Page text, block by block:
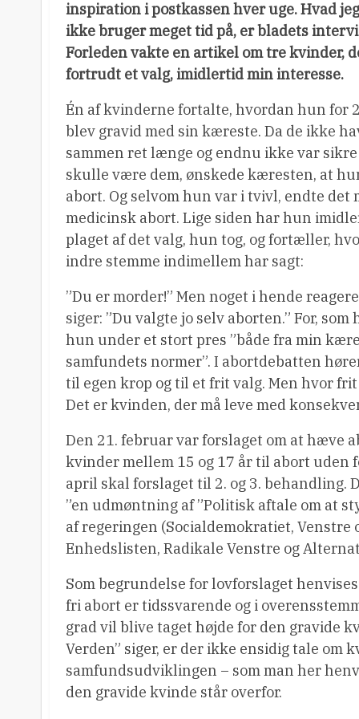
inspiration i postkassen hver uge. Hvad
ikke bruger meget tid på, er bladets
Forleden vakte en artikel om tre kvinder,
fortrudt et valg, imidlertid min interesse.
Én af kvinderne fortalte, hvordan hun for
blev gravid med sin kæreste. Da de ikke
sammen ret længe og endnu ikke var sikre
skulle være dem, ønskede kæresten, at
abort. Og selvom hun var i tvivl, endte det
medicinsk abort. Lige siden har hun
plaget af det valg, hun tog, og fortæller,
indre stemme indimellem har sagt:
”Du er morder!” Men noget i hende
siger: ”Du valgte jo selv aborten.” For, som
hun under et stort pres ”både fra min
samfundets normer”. I abortdebatten
til egen krop og til et frit valg. Men hvor
Det er kvinden, der må leve med
Den 21. februar var forslaget om at hæve
kvinder mellem 15 og 17 år til abort
april skal forslaget til 2. og 3. behandling.
”en udmøntning af ”Politisk aftale om at
af regeringen (Socialdemokratiet,
Enhedslisten, Radikale Venstre og
Som begrundelse for lovforslaget
fri abort er tidssvarende og i
grad vil blive taget højde for den gravide
Verden” siger, er der ikke ensidig tale om
samfundsudviklingen – som man her
den gravide kvinde står overfor.